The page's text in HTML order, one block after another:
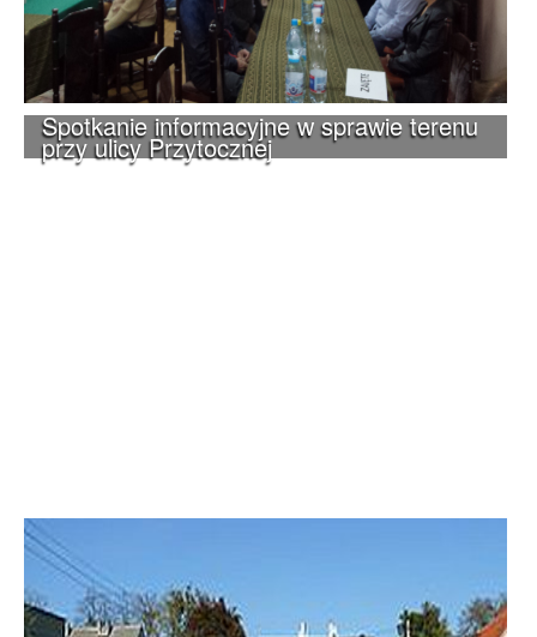
Spotkanie informacyjne w sprawie terenu
przy ulicy Przytocznej